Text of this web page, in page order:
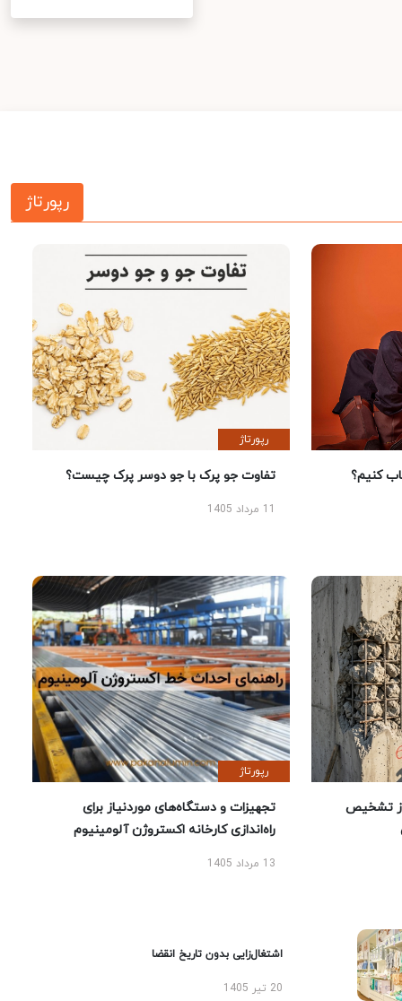
رپورتاژ
کنیم؟
رپورتاژ
تفاوت جو پرک با جو دوسر پرک چیست؟
تشخیص
رپورتاژ
تجهیزات و دستگاه‌های موردنیاز برای
راه‌اندازی کارخانه اکستروژن آلومینیوم
13 مرداد 1405
اشتغال‌زایی بدون تاریخ انقضا
20 تیر 1405